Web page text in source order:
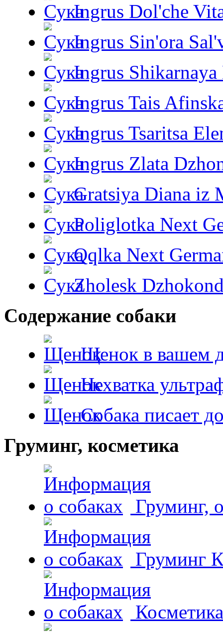
Ingrus Dol'che
Ingrus Sin'ora
Ingrus Shikarnaya
Ingrus Tais
Ingrus Tsaritsa
Ingrus Zlata
Gratsiya Diana iz
Poliglotka Next
Qqlka Next
Zholesk
Содержание собаки
Щенок в вашем
Нехватка
Собака писает
Груминг, косметика
Груминг,
Груминг